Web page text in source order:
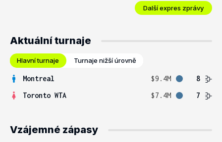
Další expres zprávy
Aktuální turnaje
Hlavní turnaje Turnaje nižší úrovně
Montreal $9.4M
8
Toronto WTA
$7.4M 7
Vzájemné zápasy